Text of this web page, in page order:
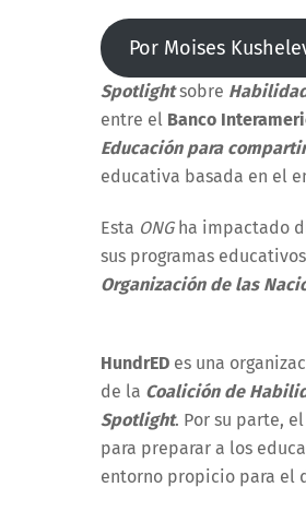
Por Moises
Spotlightsobre
entre el Banco
Educación para compartir
educativa basada en el
Esta ONG ha impactado
sus programas
Organización de las
HundrED es una
de la Coalición de
Spotlight. Por su parte, el
para preparar a los
entorno propicio para el